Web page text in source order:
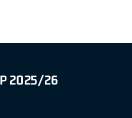
2025/26